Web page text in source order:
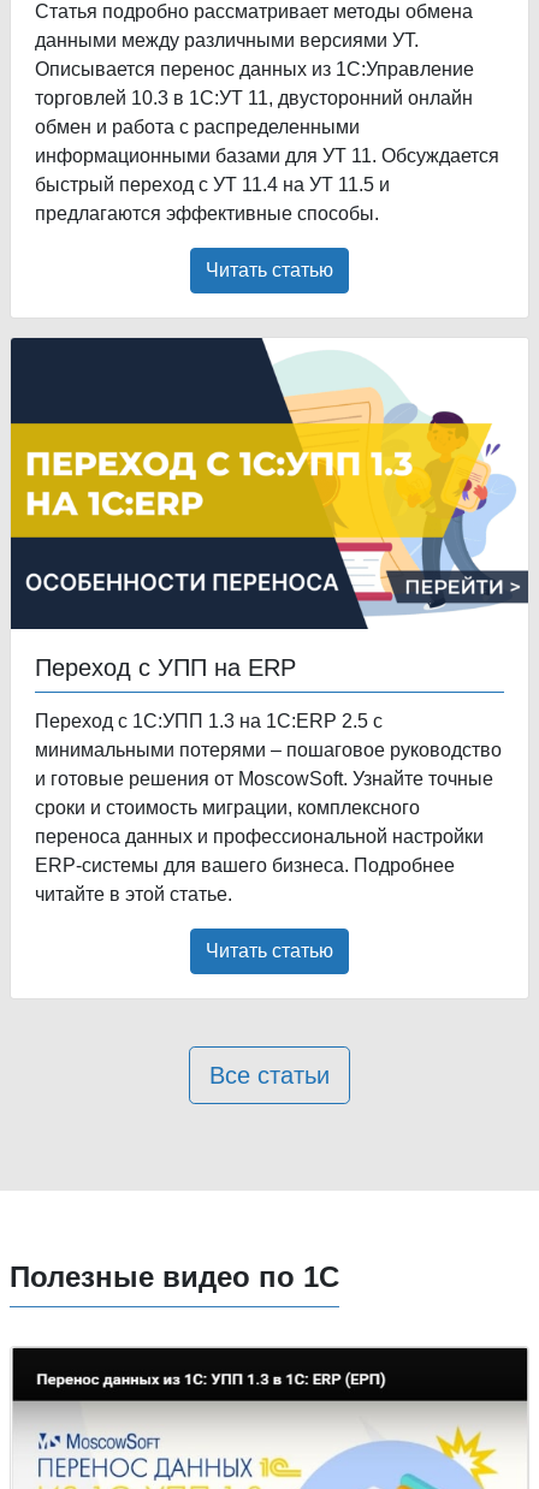
Статья подробно рассматривает методы обмена
данными между различными версиями УТ.
Описывается перенос данных из 1С:Управление
торговлей 10.3 в 1С:УТ 11, двусторонний онлайн
обмен и работа с распределенными
информационными базами для УТ 11. Обсуждается
быстрый переход с УТ 11.4 на УТ 11.5 и
предлагаются эффективные способы.
Читать статью
Переход с УПП на ERP
Переход с 1С:УПП 1.3 на 1С:ERP 2.5 с
минимальными потерями – пошаговое руководство
и готовые решения от MoscowSoft. Узнайте точные
сроки и стоимость миграции, комплексного
переноса данных и профессиональной настройки
ERP-системы для вашего бизнеса. Подробнее
читайте в этой статье.
Читать статью
Все статьи
Полезные видео по 1С